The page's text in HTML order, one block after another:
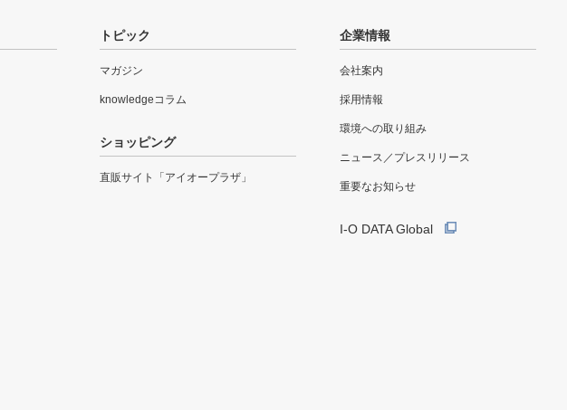
トピック
マガジン
knowledgeコラム
ショッピング
直販サイト「アイオープラザ」
企業情報
会社案内
採用情報
環境への取り組み
ニュース／プレスリリース
重要なお知らせ
I-O DATA Global